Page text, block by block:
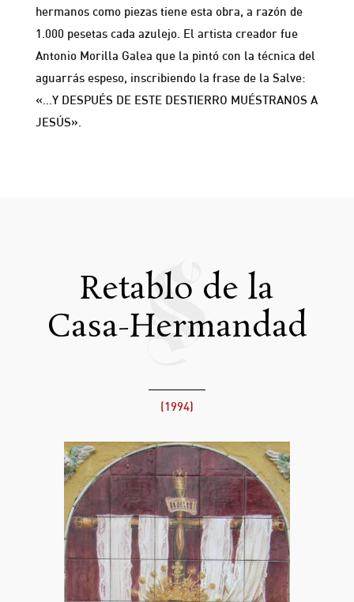
hermanos como piezas tiene esta obra, a razón de
1.000 pesetas cada azulejo. El artista creador fue
Antonio Morilla Galea que la pintó con la técnica del
aguarrás espeso, inscribiendo la frase de la Salve:
«…Y DESPUÉS DE ESTE DESTIERRO MUÉSTRANOS A
JESÚS».
Retablo de la
Casa-Hermandad
(1994)